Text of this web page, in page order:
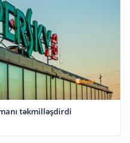
təkmilləşdirdi